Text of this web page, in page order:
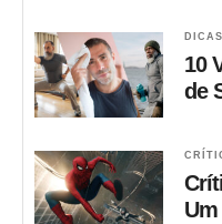
DICAS
10
de